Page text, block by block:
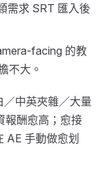
需求 SRT 匯入後
facing 的教
不大。
中英夾雜／大量
報酬愈高；愈接
AE 手動做愈划